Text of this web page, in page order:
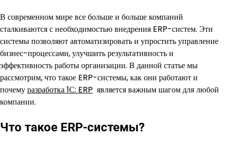
В современном мире все больше и больше компаний
сталкиваются с необходимостью внедрения ERP-систем. Эти
системы позволяют автоматизировать и упростить управление
бизнес-процессами, улучшить результативность и
эффективность работы организации. В данной статье мы
рассмотрим, что такое ERP-системы, как они работают и
почемуразработка 1С: ERP является важным шагом для любой
компании.
Что такое ERP-системы?